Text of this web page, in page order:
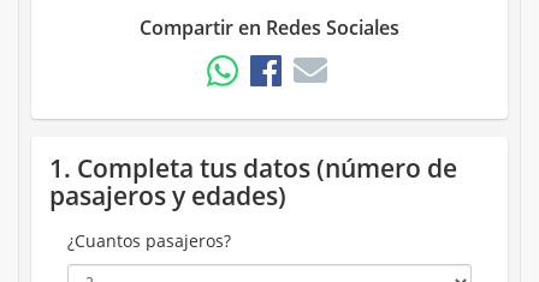
Compartir en Redes Sociales
1. Completa tus datos (número de
pasajeros y edades)
¿Cuantos pasajeros?